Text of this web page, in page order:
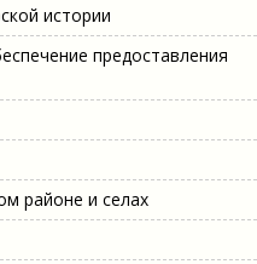
истории
предоставления
районе и селах